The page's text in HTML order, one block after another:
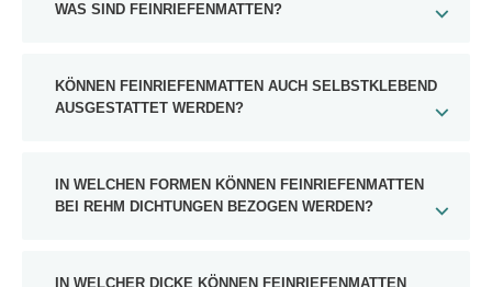
WAS SIND FEINRIEFENMATTEN?
KÖNNEN FEINRIEFENMATTEN AUCH SELBSTKLEBEND
AUSGESTATTET WERDEN?
IN WELCHEN FORMEN KÖNNEN FEINRIEFENMATTEN
BEI REHM DICHTUNGEN BEZOGEN WERDEN?
IN WELCHER DICKE KÖNNEN FEINRIEFENMATTEN